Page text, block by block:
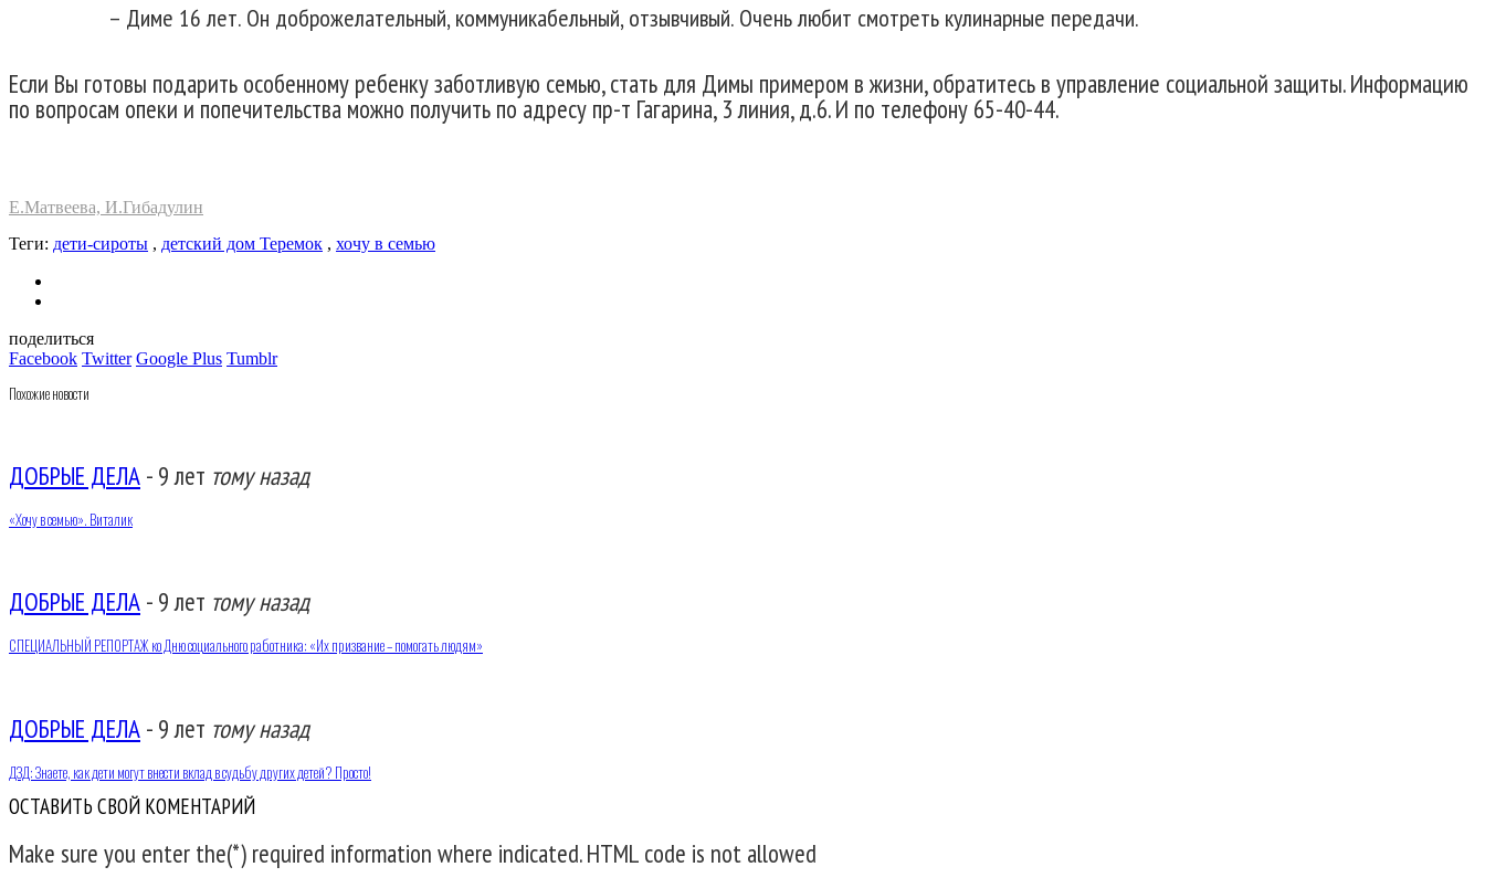
– Диме 16 лет. Он доброжелательный, коммуникабельный, отзывчивый. Очень любит смотреть кулинарные передачи.
Если Вы готовы подарить особенному ребенку заботливую семью, стать для Димы примером в жизни, обратитесь в управление социальной защиты. Информацию
по вопросам опеки и попечительства можно получить по адресу пр-т Гагарина, 3 линия, д.6. И по телефону 65-40-44.
Е.Матвеева, И.Гибадулин
Теги: дети-сироты , детский дом Теремок , хочу в семью
поделиться
Facebook Twitter Google Plus Tumblr
Похожие новости
ДОБРЫЕ ДЕЛА - 9 лет тому назад
«Хочу в семью». Виталик
ДОБРЫЕ ДЕЛА - 9 лет тому назад
СПЕЦИАЛЬНЫЙ РЕПОРТАЖ ко Дню социального работника: «Их призвание – помогать людям»
ДОБРЫЕ ДЕЛА - 9 лет тому назад
ДЗД: Знаете, как дети могут внести вклад в судьбу других детей? Просто!
ОСТАВИТЬ СВОЙ КОМЕНТАРИЙ
Make sure you enter the(*) required information where indicated. HTML code is not allowed